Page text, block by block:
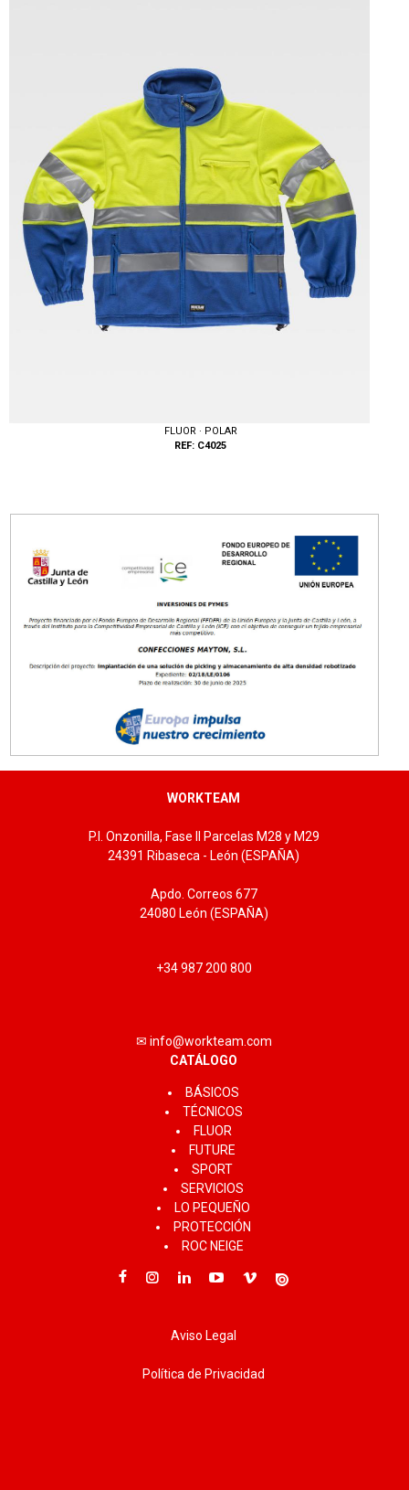
FLUOR · POLAR
REF: C4025
WORKTEAM
P.I. Onzonilla, Fase II Parcelas M28 y M29
24391 Ribaseca - León (ESPAÑA)
Apdo. Correos 677
24080 León (ESPAÑA)
+34 987 200 800
✉ info@workteam.com
CATÁLOGO
BÁSICOS
TÉCNICOS
FLUOR
FUTURE
SPORT
SERVICIOS
LO PEQUEÑO
PROTECCIÓN
ROC NEIGE
Aviso Legal
Política de Privacidad